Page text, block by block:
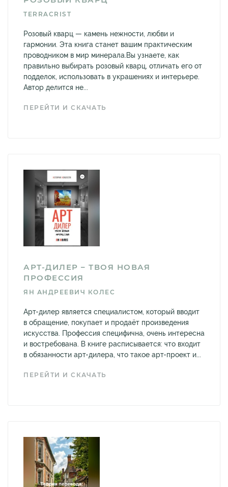
TERRACRIST
Розовый кварц — камень нежности, любви и
гармонии. Эта книга станет вашим практическим
проводником в мир минерала.Вы узнаете, как
правильно выбирать розовый кварц, отличать его от
подделок, использовать в украшениях и интерьере.
Автор делится не...
ПЕРЕЙТИ И СКАЧАТЬ
АРТ-ДИЛЕР – ТВОЯ НОВАЯ
ПРОФЕССИЯ
ЯН АНДРЕЕВИЧ КОЛЕС
Арт-дилер является специалистом, который вводит
в обращение, покупает и продаёт произведения
искусства. Профессия специфична, очень интересна
и востребована. В книге расписывается: что входит
в обязанности арт-дилера, что такое арт-проект и...
ПЕРЕЙТИ И СКАЧАТЬ